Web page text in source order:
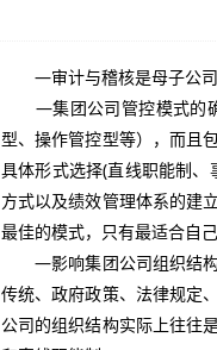
—审计与稽核是母子公司
—集团公司管控模式的确
型、操作管控型等），而且
具体形式选择(直线职能制
方式以及绩效管理体系的建
最佳的模式，只有最适合自
—影响集团公司组织结构
传统、政府政策、法律规定
公司的组织结构实际上往往